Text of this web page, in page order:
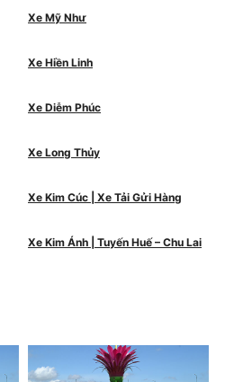
Xe Mỹ Như
Xe Hiền Linh
Xe Diễm Phúc
Xe Long Thủy
Xe Kim Cúc | Xe Tải Gửi Hàng
Xe Kim Ánh | Tuyến Huế – Chu Lai